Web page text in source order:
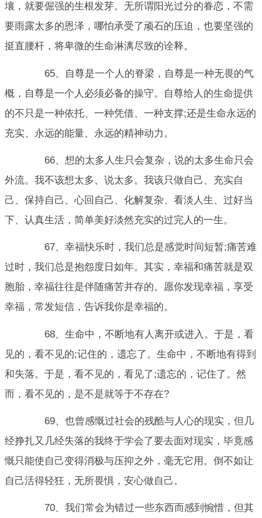
壤，就要倔强的生根发芽。无所谓阳光过分的眷恋，不需
要雨露太多的恩泽，哪怕承受了顽石的压迫，也要坚强的
挺直腰杆，将卑微的生命淋漓尽致的诠释。
65、自尊是一个人的脊梁，自尊是一种无畏的气
概，自尊是一个人必须必备的操守。自尊给人的生命提供
的不只是一种依托、一种凭借、一种支撑;还是生命永远的
充实、永远的能量、永远的精神动力。
66、想的太多人生只会复杂，说的太多生命只会
外流。我不该想太多、说太多。我该只做自己、充实自
己、保持自己、心回自己、化解复杂、看淡人生、过好当
下、认真生活，简单美好淡然充实的过完人的一生。
67、幸福快乐时，我们总是感觉时间短暂;痛苦难
过时，我们总是抱怨度日如年。其实，幸福和痛苦就是双
胞胎，幸福往往是伴随痛苦并存的。愿你发现幸福，享受
幸福，常发短信，告诉我你是幸福的。
68、生命中，不断地有人离开或进入。于是，看
见的，看不见的;记住的，遗忘了。生命中，不断地有得到
和失落。于是，看不见的，看见了;遗忘的，记住了。然
而，看不见的，是不是就等于不存在?
69、也曾感慨过社会的残酷与人心的现实，但几
经挣扎又几经失落的我终于学会了要去面对现实，毕竟感
慨只能使自己变得消极与压抑之外，毫无它用。倒不如让
自己活得轻狂，无所畏惧，安心做自己。
70、我们常会为错过一些东西而感到惋惜，但其